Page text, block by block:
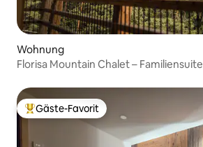
Wohnung
Florisa Mountain Chalet – Familiensuite
Beliebter Gäste-Favorit.
Gäste-Favorit